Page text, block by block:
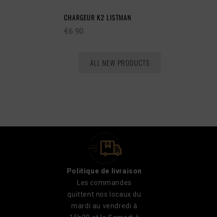
CHARGEUR K2 LISTMAN
€6.90
ALL NEW PRODUCTS
Politique de livraison
Les commandes
quittent nos locaux du
mardi au vendredi à